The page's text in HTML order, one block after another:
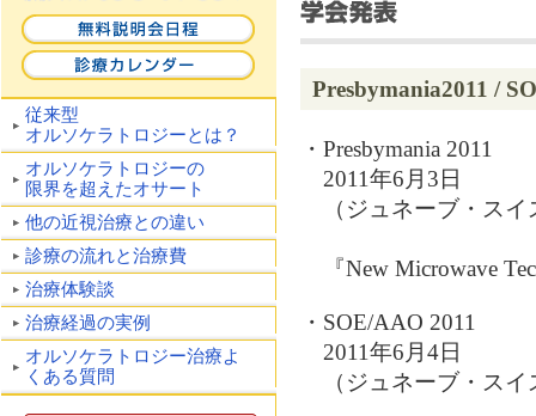
従来型
オルソケラトロジーとは？
オルソケラトロジーの
限界を超えたオサート
他の近視治療との違い
診療の流れと治療費
治療体験談
治療経過の実例
オルソケラトロジー治療よ
くある質問
Presbymania2011 /
・Presbymania 2011
2011年6月3日
（ジュネーブ・スイ
『New Microwave
・SOE/AAO 2011
2011年6月4日
（ジュネーブ・スイ